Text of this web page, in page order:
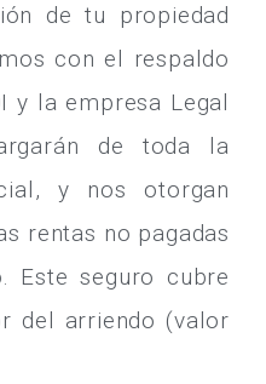
de tu propiedad
con el respaldo
y la empresa Legal
de toda la
y nos otorgan
rentas no pagadas
Este seguro cubre
del arriendo (valor